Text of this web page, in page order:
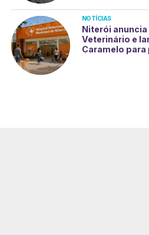
NOTÍCIAS
Niterói
Veterinário e
Caramelo